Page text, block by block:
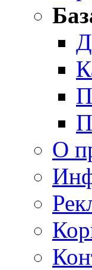
О